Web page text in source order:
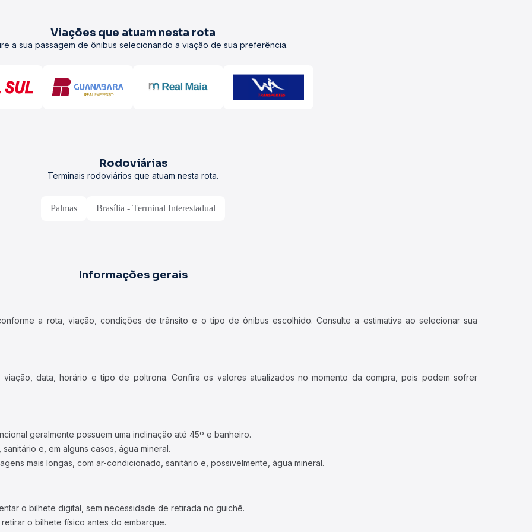
Viações que atuam nesta rota
a sua passagem de ônibus selecionando a viação de sua preferência.
Rodoviárias
Terminais rodoviários que atuam nesta rota.
Palmas Brasília - Terminal Interestadual
Informações gerais
a rota, viação, condições de trânsito e o tipo de ônibus escolhido. Consulte a estimativa ao selecionar sua
data, horário e tipo de poltrona. Confira os valores atualizados no momento da compra, pois podem sofrer
geralmente possuem uma inclinação até 45º e banheiro.
e, em alguns casos, água mineral.
mais longas, com ar-condicionado, sanitário e, possivelmente, água mineral.
o bilhete digital, sem necessidade de retirada no guichê.
o bilhete físico antes do embarque.